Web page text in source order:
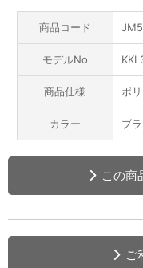
商品コード
モデルNo
商品仕様 ポ
カラー ブ
この商
ご